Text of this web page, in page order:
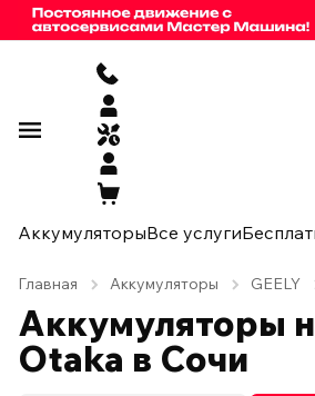
АккумуляторыВсе услуги
Главная Аккумуляторы GEELY
Аккумуляторы
Otaka в Сочи